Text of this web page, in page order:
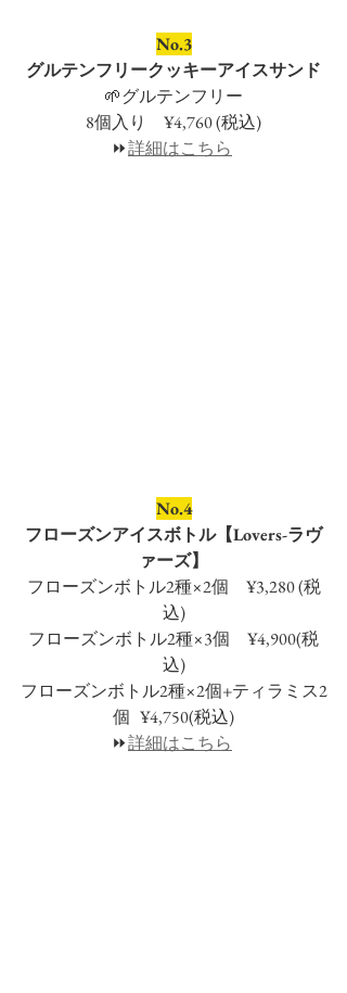
No.3
グルテンフリークッキーアイスサンド
🌱グルテンフリー
8個入り　¥4,760 (税込)
⏩詳細はこちら
No.4
フローズンアイスボトル【Lovers-ラヴ
ァーズ】
フローズンボトル2種×2個　¥3,280 (税
込)
フローズンボトル2種×3個　¥4,900(税
込)
フローズンボトル2種×2個+ティラミス2
個   ¥4,750(税込)
⏩詳細はこちら